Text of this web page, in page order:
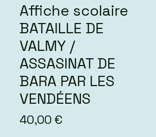
Affiche scolaire
BATAILLE DE
VALMY /
ASSASINAT DE
BARA PAR LES
VENDÉENS
40,00 €